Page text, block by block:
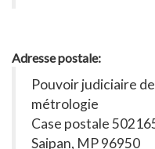
Adresse postale:
Pouvoir judiciaire
métrologie
Case postale
Saipan, MP 96950